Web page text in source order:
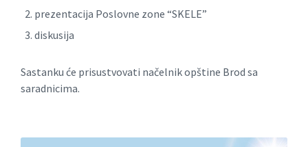
prezentacija Poslovne zone “SKELE”
diskusija
Sastanku će prisustvovati načelnik opštine Brod sa
saradnicima.